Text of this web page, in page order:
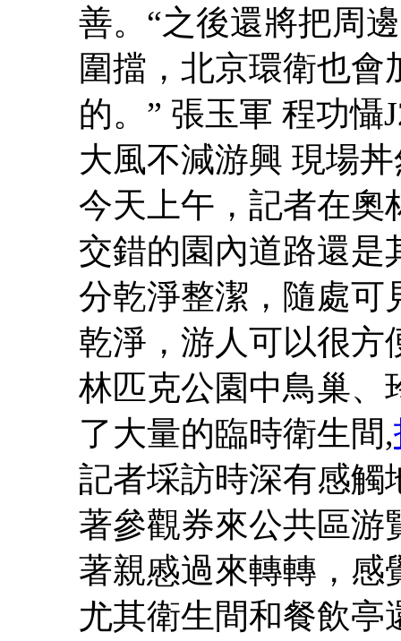
善。“之後還將把周
圍擋，北京環衛也
的。” 張玉軍 程功懾
大風不減游興 現場
今天上午，記者在奧
交錯的園內道路還是
分乾淨整潔，隨處可
乾淨，游人可以很方
林匹克公園中鳥巢、
了大量的臨時衛生間,
記者埰訪時深有感觸
著參觀券來公共區游
著親慼過來轉轉，感
尤其衛生間和餐飲亭